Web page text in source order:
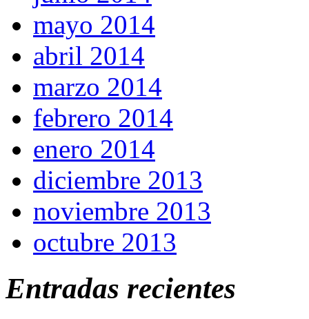
mayo 2014
abril 2014
marzo 2014
febrero 2014
enero 2014
diciembre 2013
noviembre 2013
octubre 2013
Entradas recientes